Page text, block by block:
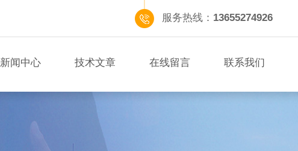
服务热线： 13655274926
新闻中心 技术文章 在线留言 联系我们